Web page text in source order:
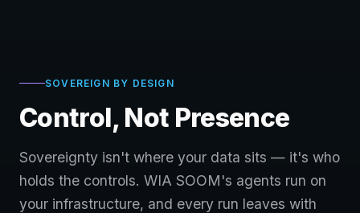
SOVEREIGN BY DESIGN
Control, Not Presence
Sovereignty isn't where your data sits — it's who
holds the controls. WIA SOOM's agents run on
your infrastructure, and every run leaves with